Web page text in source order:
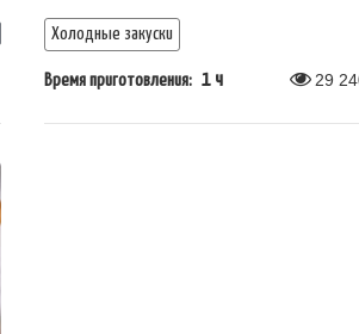
Холодные закуски
Время приготовления: 1 ч 29